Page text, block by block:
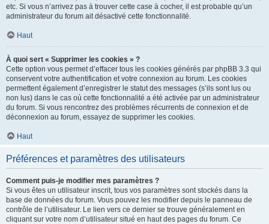
etc. Si vous n’arrivez pas à trouver cette case à cocher, il est probable qu’un
administrateur du forum ait désactivé cette fonctionnalité.
Haut
À quoi sert « Supprimer les cookies » ?
Cette option vous permet d’effacer tous les cookies générés par phpBB 3.3 qui
conservent votre authentification et votre connexion au forum. Les cookies
permettent également d’enregistrer le statut des messages (s’ils sont lus ou
non lus) dans le cas où cette fonctionnalité a été activée par un administrateur
du forum. Si vous rencontrez des problèmes récurrents de connexion et de
déconnexion au forum, essayez de supprimer les cookies.
Haut
Préférences et paramètres des utilisateurs
Comment puis-je modifier mes paramètres ?
Si vous êtes un utilisateur inscrit, tous vos paramètres sont stockés dans la
base de données du forum. Vous pouvez les modifier depuis le panneau de
contrôle de l’utilisateur. Le lien vers ce dernier se trouve généralement en
cliquant sur votre nom d’utilisateur situé en haut des pages du forum. Ce